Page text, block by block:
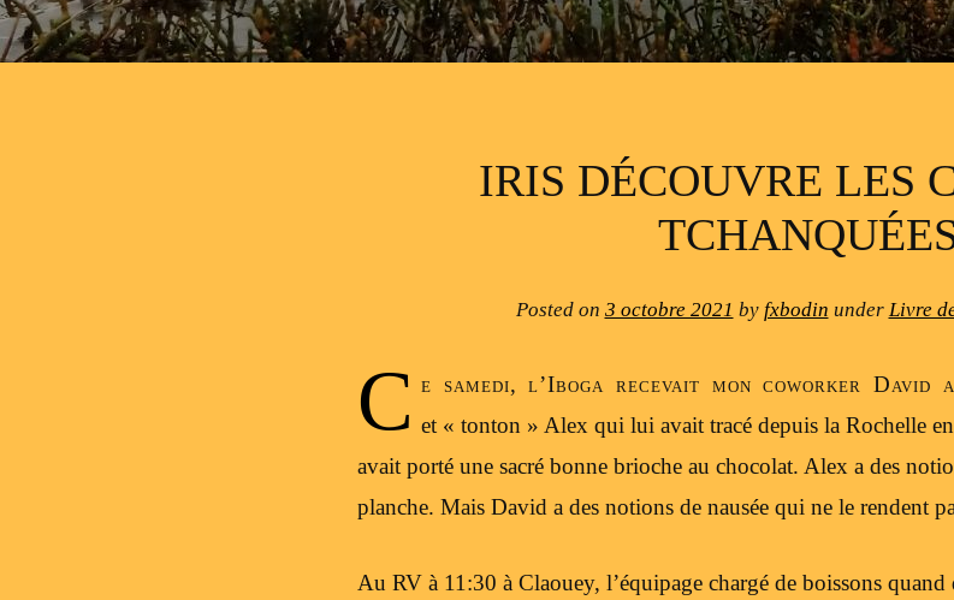
IRIS DÉCOUVRE LES
Posted on 3 octobre 2021 by fxbodin under Livre
C e samedi, l’Iboga recevait mon coworker David
et « tonton » Alex qui lui avait tracé depuis la Rochelle
avait porté une sacré bonne brioche au chocolat. Alex a des
planche. Mais David a des notions de nausée qui ne le rendent
Au RV à 11:30 à Claouey, l’équipage chargé de boissons